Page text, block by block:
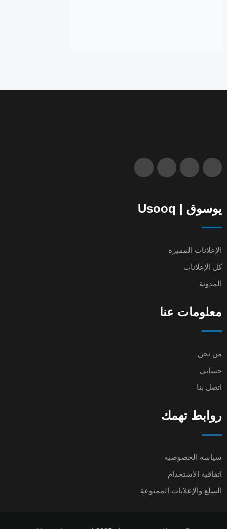
يوسوق | Usooq
الإعلانات المميزة
كل الإعلانات
المدونة
معلومات عنا
من نحن
حسابي
اتصل بنا
روابط تهمك
سياسة الخصوصية
اتفاقية الاستخدام
السلع والإعلانات الممنوعة